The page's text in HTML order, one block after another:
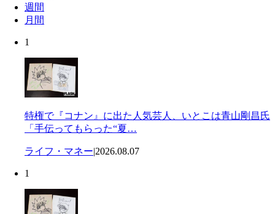
週間
月間
1
特権で『コナン』に出た人気芸人、いとこは青山剛昌氏
「手伝ってもらった“夏…
ライフ・マネー|2026.08.07
1